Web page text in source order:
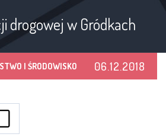
drogowej w Gródkach
I ŚRODOWISKO 06.12.2018